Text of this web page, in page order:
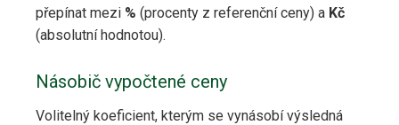
přepínat mezi % (procenty z referenční ceny) a Kč
(absolutní hodnotou).
Násobič vypočtené ceny
Volitelný koeficient, kterým se vynásobí výsledná